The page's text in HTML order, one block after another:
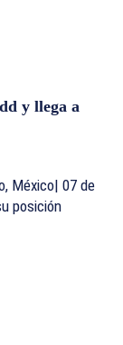
y llega a
México| 07 de
posición